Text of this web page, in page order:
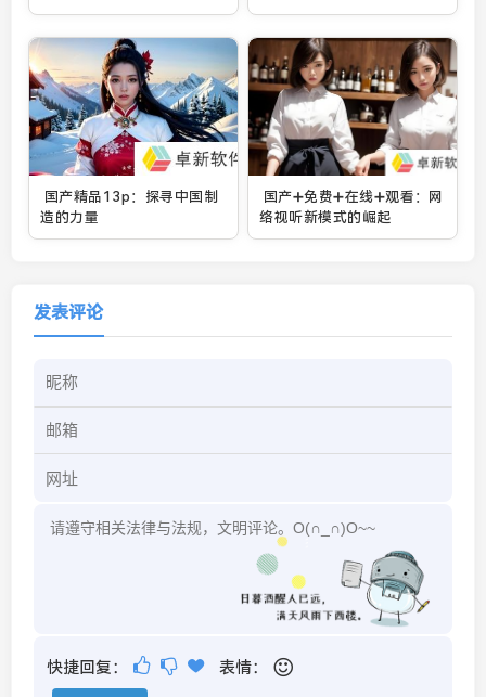
国产精品13p：探寻中国制
造的力量
国产➕免费➕在线➕观看：网
络视听新模式的崛起
发表评论
快捷回复： 表情：